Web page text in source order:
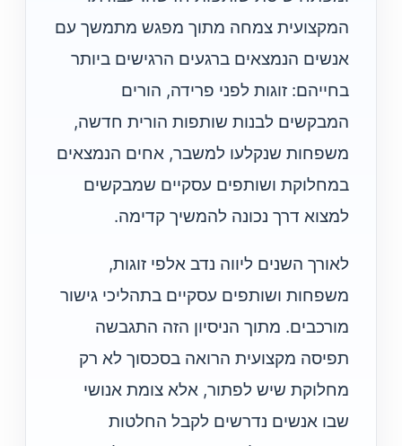
המקצועית צמחה מתוך מפגש מתמשך עם
אנשים הנמצאים ברגעים הרגישים ביותר
בחייהם: זוגות לפני פרידה, הורים
המבקשים לבנות שותפות הורית חדשה,
משפחות שנקלעו למשבר, אחים הנמצאים
במחלוקת ושותפים עסקיים שמבקשים
למצוא דרך נכונה להמשיך קדימה.
לאורך השנים ליווה נדב אלפי זוגות,
משפחות ושותפים עסקיים בתהליכי גישור
מורכבים. מתוך הניסיון הזה התגבשה
תפיסה מקצועית הרואה בסכסוך לא רק
מחלוקת שיש לפתור, אלא צומת אנושי
שבו אנשים נדרשים לקבל החלטות